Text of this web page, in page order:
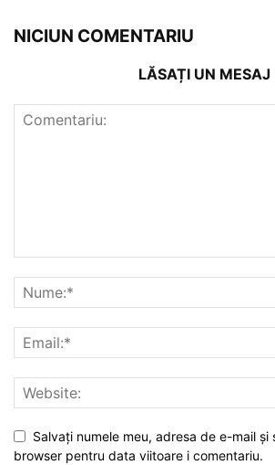
NICIUN COMENTARIU
LĂSAȚI UN MESAJ
Salvați numele meu, adresa de e-mail
browser pentru data viitoare i comentariu.